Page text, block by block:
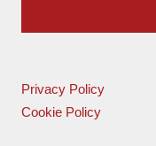
Privacy Policy
Cookie Policy